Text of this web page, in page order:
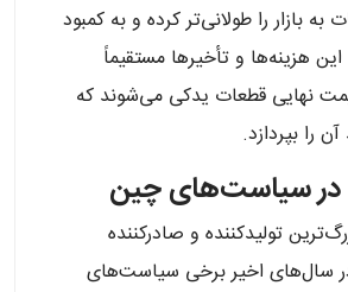
بازار را طولانی‌تر کرده و به کمبود
هزینه‌ها و تأخیرها مستقیماً
نهایی قطعات یدکی می‌شوند که
را بپردازد.
تولیدکننده و صادرکننده
سال‌های اخیر برخی سیاست‌های